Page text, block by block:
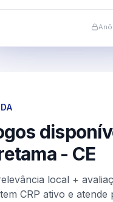
- CE
local +
CRP ativo e atende